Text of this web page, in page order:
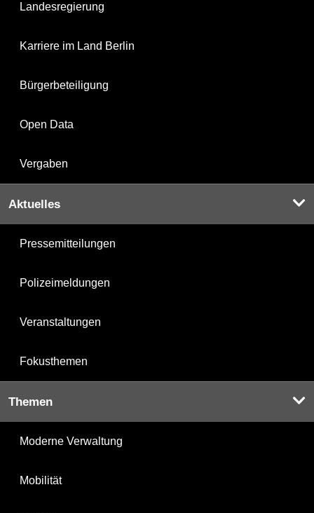
Landesregierung
Karriere im Land Berlin
Bürgerbeteiligung
Open Data
Vergaben
Aktuelles
Pressemitteilungen
Polizeimeldungen
Veranstaltungen
Fokusthemen
Themen
Moderne Verwaltung
Mobilität